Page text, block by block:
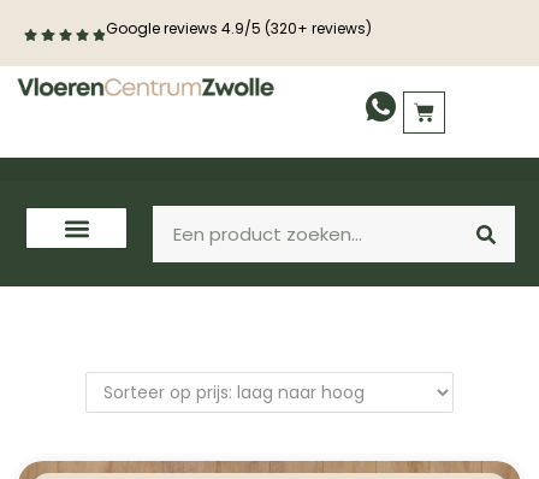
Google reviews 4.9/5 (320+ reviews)